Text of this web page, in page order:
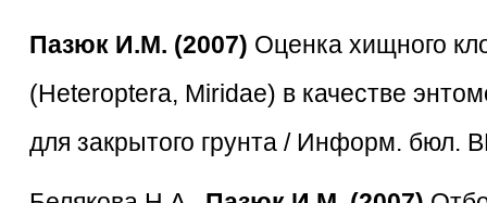
Пазюк И.М. (2007) Оценка хищного
(Heteroptera, Miridae) в качестве
для закрытого грунта / Информ.